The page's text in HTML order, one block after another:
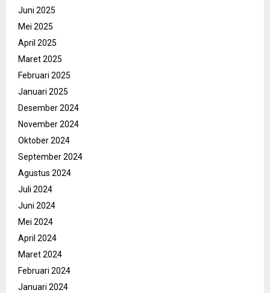
Juni 2025
Mei 2025
April 2025
Maret 2025
Februari 2025
Januari 2025
Desember 2024
November 2024
Oktober 2024
September 2024
Agustus 2024
Juli 2024
Juni 2024
Mei 2024
April 2024
Maret 2024
Februari 2024
Januari 2024